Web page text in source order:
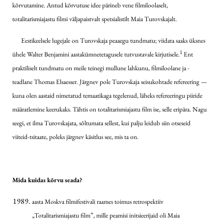
kõrvutamine. Antud kõrvutuse idee pärineb vene filmiloolaselt,
totalitarismiajastu filmi väljapaistvalt spetsialistilt Maia Turovskajalt.
Eestikeelsele lugejale on Turovskaja peaaegu tundmatu; viidata saaks üksnes
ühele Walter Benjamini aastakümnetetagusele tutvustavale kirjutisele.1 Ent
praktiliselt tundmatu on meile teinegi mullune lahkunu, filmiloolane ja -
teadlane Thomas Elsaesser. Järgnev pole Turovskaja seisukohtade refereering —
kuna olen aastaid nimetatud temaatikaga tegelenud, läheks refereeringu piiride
määratlemine keerukaks. Tähtis on totalitarismiajastu film ise, selle eripära. Nagu
seegi, et ilma Turovskajata, sõltumata sellest, kui palju leidub siin otseseid
viiteid-tsitaate, poleks järgnev käsitlus see, mis ta on.
Mida kuidas kõrvu seada?
aasta Moskva filmifestivali raames toimus retrospektiiv
„Totalitarismiajastu film”, mille peamisi initsieerijaid oli Maia